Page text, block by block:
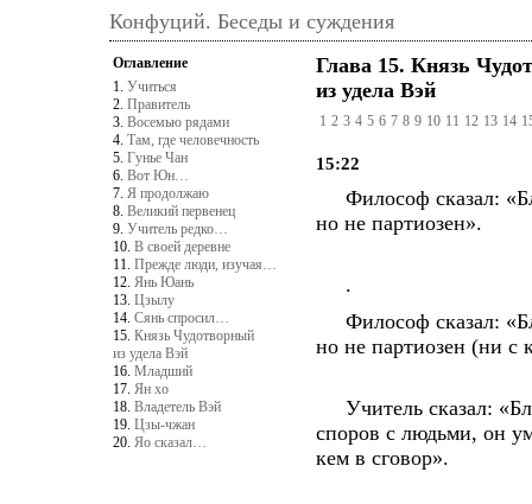
Конфуций. Беседы и суждения
Оглавление
1. Учиться
2. Правитель
3. Восемью рядами
4. Там, где человечность
5. Гунье Чан
6. Вот Юн…
7. Я продолжаю
8. Великий первенец
9. Учитель редко…
10. В своей деревне
11. Прежде люди, изучая…
12. Янь Юань
13. Цзылу
14. Сянь спросил…
15. Князь Чудотворный
из удела Вэй
16. Младший
17. Ян хо
18. Владетель Вэй
19. Цзы-чжан
20. Яо сказал…
Глава 15. Князь
из удела Вэй
1 2 3 4 5 6 7 8 9 10 11 12 13 14
15:22
Философ сказал:
но не партиозен».
.
Философ сказал:
но не партиозен (ни с
Учитель сказал:
споров с людьми, он
кем в сговор».